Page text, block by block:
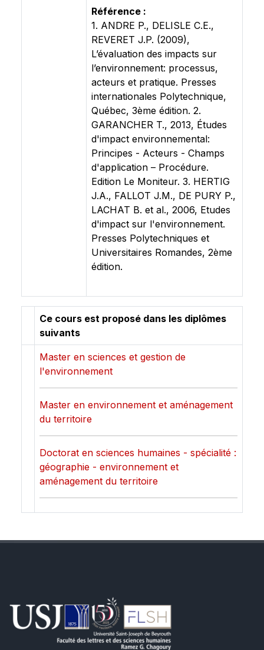
Référence :
1. ANDRE P., DELISLE C.E.,
REVERET J.P. (2009),
L’évaluation des impacts sur
l’environnement: processus,
acteurs et pratique. Presses
internationales Polytechnique,
Québec, 3ème édition. 2.
GARANCHER T., 2013, Études
d'impact environnemental:
Principes - Acteurs - Champs
d'application – Procédure.
Edition Le Moniteur. 3. HERTIG
J.A., FALLOT J.M., DE PURY P.,
LACHAT B. et al., 2006, Etudes
d'impact sur l'environnement.
Presses Polytechniques et
Universitaires Romandes, 2ème
édition.
Ce cours est proposé dans les diplômes
suivants
Master en sciences et gestion de
l'environnement
Master en environnement et aménagement
du territoire
Doctorat en sciences humaines - spécialité :
géographie - environnement et
aménagement du territoire